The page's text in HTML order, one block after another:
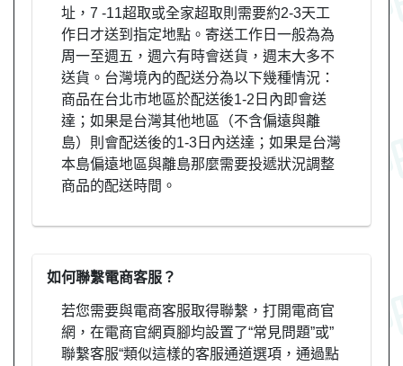
址，7 -11超取或全家超取則需要約2-3天工
作日才送到指定地點。寄送工作日一般為為
周一至週五，週六有時會送貨，週末大多不
送貨。台灣境內的配送分為以下幾種情況：
商品在台北市地區於配送後1-2日內即會送
達；如果是台灣其他地區（不含偏遠與離
島）則會配送後的1-3日內送達；如果是台灣
本島偏遠地區與離島那麼需要投遞狀況調整
商品的配送時間。
如何聯繫電商客服？
若您需要與電商客服取得聯繫，打開電商官
網，在電商官網頁腳均設置了“常見問題”或”
聯繫客服“類似這樣的客服通道選項，通過點